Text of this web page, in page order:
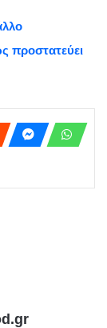
προστατεύει